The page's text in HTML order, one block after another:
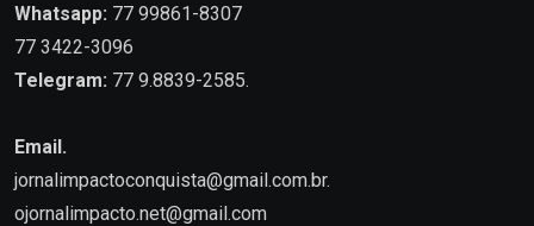
Whatsapp: 77 99861-8307
77 3422-3096
Telegram: 77 9.8839-2585.
Email.
jornalimpactoconquista@gmail.com.br.
ojornalimpacto.net@gmail.com